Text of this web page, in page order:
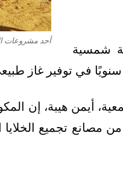
أحد مشروعات
شمسية
غاز طبيعي للتصدير بقيمة
أيمن هيبة، إن
تجميع الخلايا